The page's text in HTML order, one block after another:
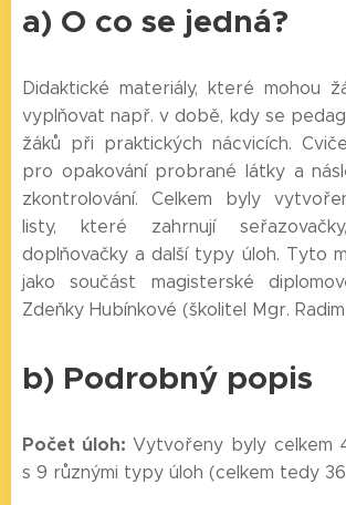
a) O co se jedná?
Didaktické materiály, které mohou
vyplňovat např. v době, kdy se
žáků při praktických nácvicích.
pro opakování probrané látky a
zkontrolování. Celkem byly
listy, které zahrnují
doplňovačky a další typy úloh. Tyto
jako součást magisterské
Zdeňky Hubínkové (školitel Mgr.
b) Podrobný popis
Počet úloh: Vytvořeny byly celkem
s 9 různými typy úloh (celkem tedy